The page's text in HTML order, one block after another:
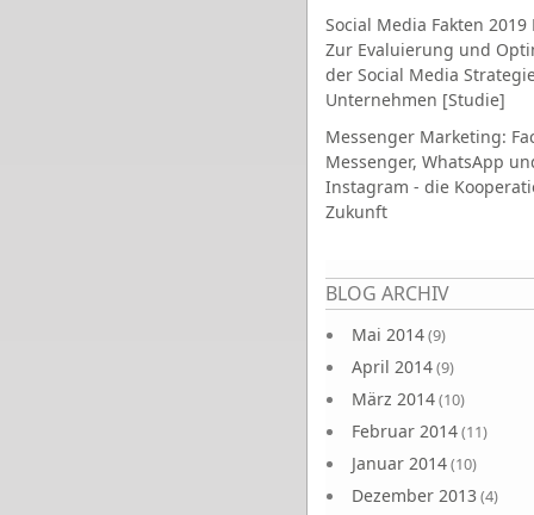
Social Media Fakten 2019
Zur Evaluierung und
der Social Media
Unternehmen [Studie]
Messenger Marketing:
Messenger, WhatsApp
Instagram - die
Zukunft
BLOG ARCHIV
Mai 2014(9)
April 2014(9)
März 2014(10)
Februar 2014(11)
Januar 2014(10)
Dezember 2013 (4)
Seiten